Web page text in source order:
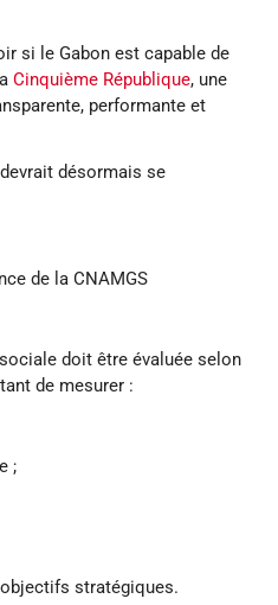
si le Gabon est capable de
Cinquième République, une
performante et
désormais se
de la CNAMGS
doit être évaluée selon
de mesurer :
;
stratégiques.